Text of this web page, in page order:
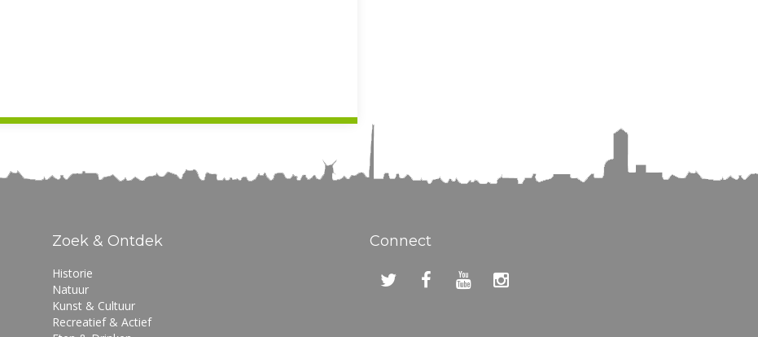
Zoek & Ontdek
Historie
Natuur
Kunst & Cultuur
Recreatief & Actief
Connect